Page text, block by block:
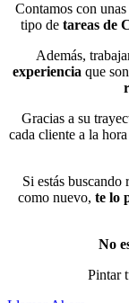
Contamos con unas
tipo detareas de
Además,
experiencia que
Gracias a su
cada cliente a la
Si estás
como nuevo, te lo
No
Pintar